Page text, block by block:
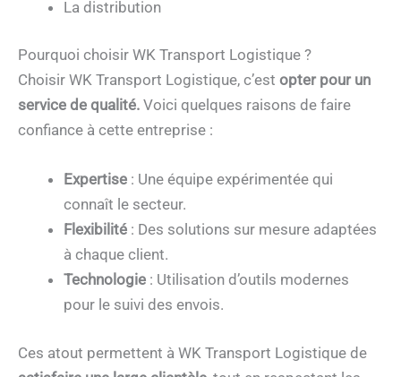
La distribution
Pourquoi choisir WK Transport Logistique ?
Choisir WK Transport Logistique, c’est opter pour un
service de qualité. Voici quelques raisons de faire
confiance à cette entreprise :
Expertise : Une équipe expérimentée qui
connaît le secteur.
Flexibilité : Des solutions sur mesure adaptées
à chaque client.
Technologie : Utilisation d’outils modernes
pour le suivi des envois.
Ces atout permettent à WK Transport Logistique de